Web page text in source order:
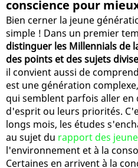
conscience pour
Bien cerner la jeune
simple ! Dans un premier
distinguer les Millennials de
des points et des sujets
il convient aussi de
est une génération
qui semblent parfois aller en
d'esprit ou leurs priorités.
longs mois, les études
au sujet du rapport des
l'environnement et à la
Certaines en arrivent à la